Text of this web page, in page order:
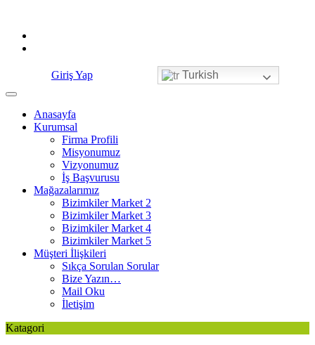
content
Giriş Yap Turkish
Anasayfa
Kurumsal
Firma Profili
Misyonumuz
Vizyonumuz
İş Başvurusu
Mağazalarımız
Bizimkiler Market 2
Bizimkiler Market 3
Bizimkiler Market 4
Bizimkiler Market 5
Müşteri İlişkileri
Sıkça Sorulan Sorular
Bize Yazın…
Mail Oku
İletişim
Katagori